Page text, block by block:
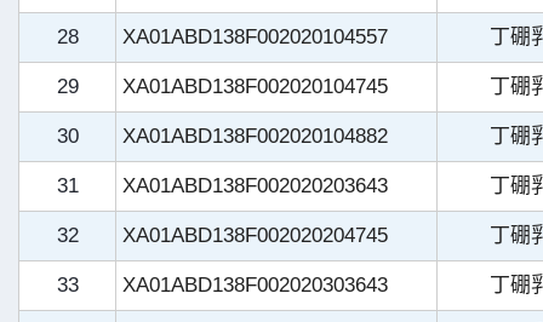
28 XA01ABD138F002020104557 丁硼
29 XA01ABD138F002020104745 丁硼
30 XA01ABD138F002020104882 丁硼
31 XA01ABD138F002020203643 丁硼
32 XA01ABD138F002020204745 丁硼
33 XA01ABD138F002020303643 丁硼